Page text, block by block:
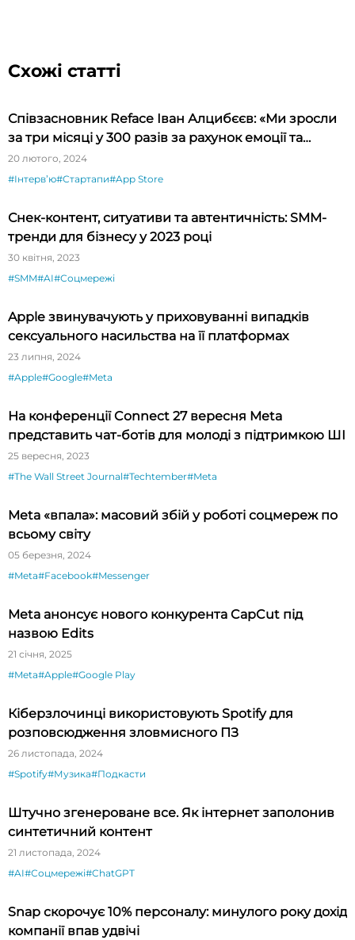
Схожі статті
Співзасновник Reface Іван Алцибєєв: «Ми зросли
за три місяці у 300 разів за рахунок емоції та
новизни»
20 лютого, 2024
#Інтервʼю#Стартапи#App Store
Снек-контент, ситуативи та автентичність: SMM-
тренди для бізнесу у 2023 році
30 квітня, 2023
#SMM#AI#Соцмережі
Apple звинувачують у приховуванні випадків
сексуального насильства на її платформах
23 липня, 2024
#Apple#Google#Meta
На конференції Connect 27 вересня Meta
представить чат-ботів для молоді з підтримкою ШІ
25 вересня, 2023
#The Wall Street Journal#Techtember#Meta
Meta «впала»: масовий збій у роботі соцмереж по
всьому світу
05 березня, 2024
#Meta#Facebook#Messenger
Meta анонсує нового конкурента CapCut під
назвою Edits
21 січня, 2025
#Meta#Apple#Google Play
Кіберзлочинці використовують Spotify для
розповсюдження зловмисного ПЗ
26 листопада, 2024
#Spotify#Музика#Подкасти
Штучно згенероване все. Як інтернет заполонив
синтетичний контент
21 листопада, 2024
#AI#Соцмережі#ChatGPT
Snap скорочує 10% персоналу: минулого року дохід
компанії впав удвічі